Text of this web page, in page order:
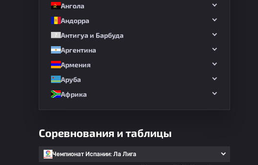
Ангола
Андорра
Антигуа и Барбуда
Аргентина
Армения
Аруба
Африка
Соревнования и таблицы
Чемпионат Испании: Ла Лига